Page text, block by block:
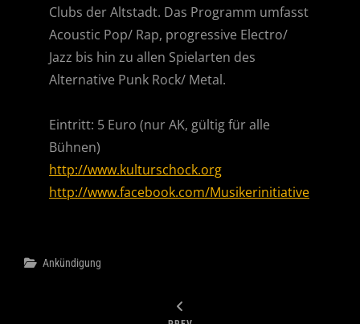
Clubs der Altstadt. Das Programm umfasst
Acoustic Pop/ Rap, progressive Electro/
Jazz bis hin zu allen Spielarten des
Alternative Punk Rock/ Metal.
Eintritt: 5 Euro (nur AK, gültig für alle
Bühnen)
http://www.kulturschock.org
http://www.facebook.com/Musikerinitiative
Categories
Ankündigung